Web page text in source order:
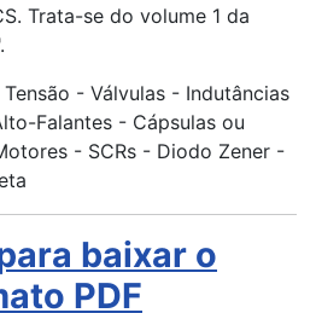
Trata-se do volume 1 da
- Válvulas - Indutâncias
Falantes - Cápsulas ou
- SCRs - Diodo Zener -
baixar o
PDF